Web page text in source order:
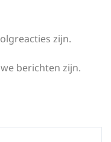
zijn.
berichten zijn.